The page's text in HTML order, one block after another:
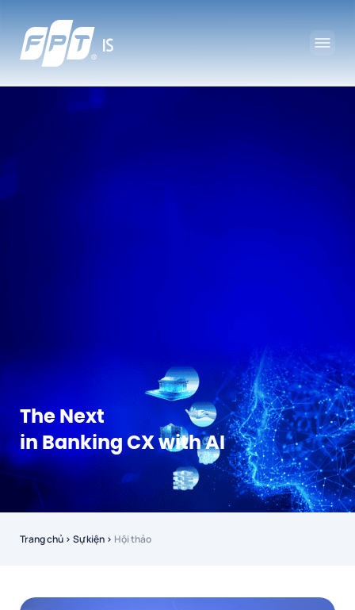
The Next
in Banking CX with AI
Trang chủ › Sự kiện › Hội thảo